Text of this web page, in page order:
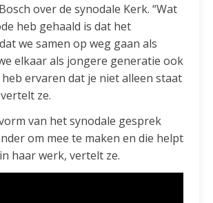
over de synodale Kerk. “Wat
heb gehaald is dat het
we samen op weg gaan als
elkaar als jongere generatie ook
ervaren dat je niet alleen staat
ze.
van het synodale gesprek
om mee te maken en die helpt
haar werk, vertelt ze.